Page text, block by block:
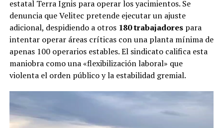
estatal Terra Ignis para operar los yacimientos. Se
denuncia que Velitec pretende ejecutar un ajuste
adicional, despidiendo a otros 180 trabajadorespara
intentar operar áreas críticas con una planta mínima de
apenas 100 operarios estables. El sindicato califica esta
maniobra como una «flexibilización laboral» que
violenta el orden público y la estabilidad gremial.